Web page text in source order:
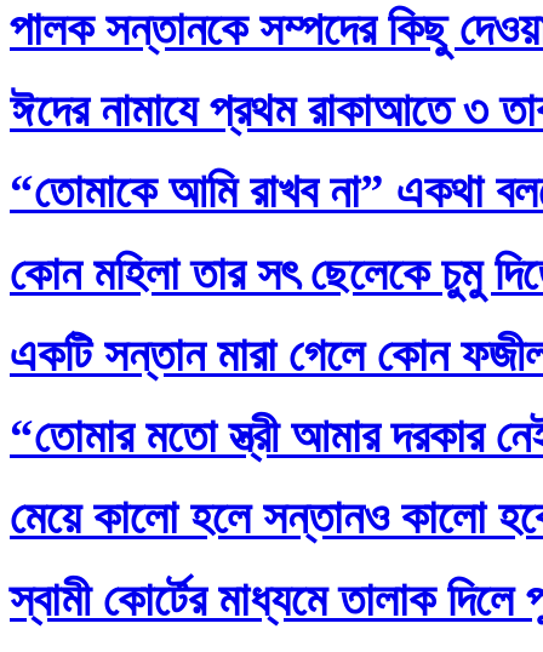
পালক সন্তানকে সম্পদের কিছু
ঈদের নামাযে প্রথম রাকাআতে ৩
“তোমাকে আমি রাখব না” একথা
কোন মহিলা তার সৎ ছেলেকে চুমু
একটি সন্তান মারা গেলে কোন
“তোমার মতো স্ত্রী আমার দরকার
মেয়ে কালো হলে সন্তানও কালো
স্বামী কোর্টের মাধ্যমে তালাক দিলে